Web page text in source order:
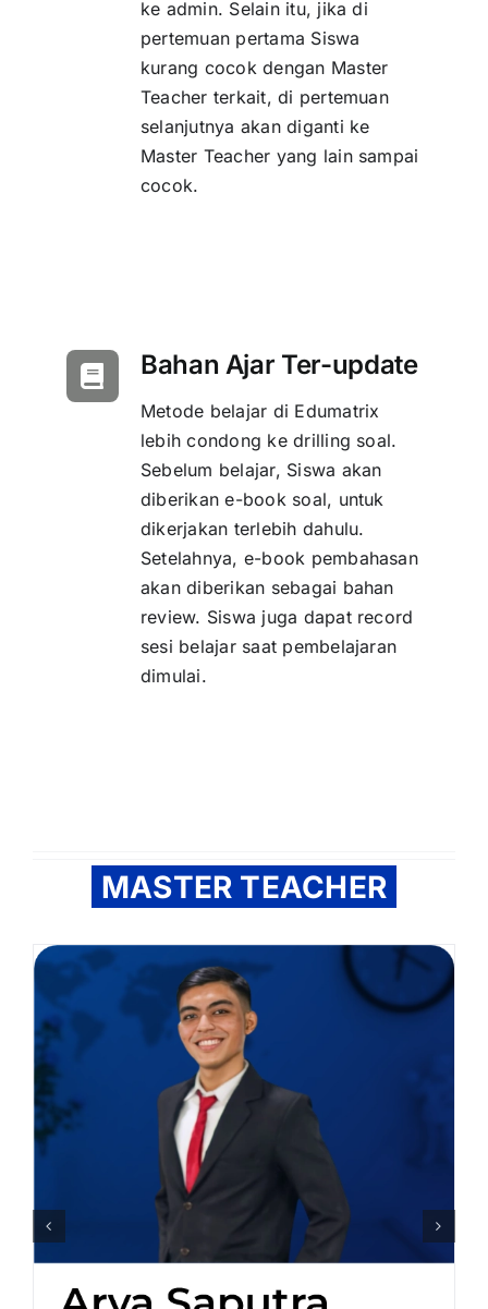
ke admin. Selain itu, jika di
pertemuan pertama Siswa
kurang cocok dengan Master
Teacher terkait, di pertemuan
selanjutnya akan diganti ke
Master Teacher yang lain sampai
cocok.
Bahan Ajar Ter-update
Metode belajar di Edumatrix
lebih condong ke drilling soal.
Sebelum belajar, Siswa akan
diberikan e-book soal, untuk
dikerjakan terlebih dahulu.
Setelahnya, e-book pembahasan
akan diberikan sebagai bahan
review. Siswa juga dapat record
sesi belajar saat pembelajaran
dimulai.
MASTER TEACHER